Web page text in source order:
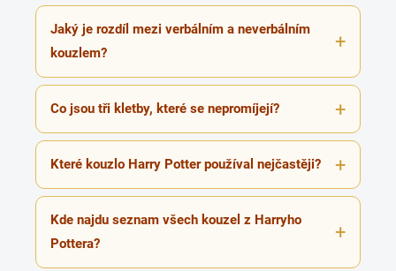
Jaký je rozdíl mezi verbálním a neverbálním
kouzlem?
Co jsou tři kletby, které se nepromíjejí?
Které kouzlo Harry Potter používal nejčastěji?
Kde najdu seznam všech kouzel z Harryho
Pottera?